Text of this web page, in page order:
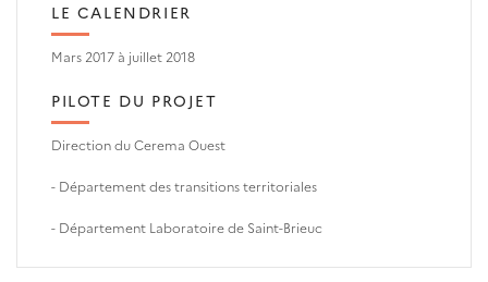
LE CALENDRIER
Mars 2017 à juillet 2018
PILOTE DU PROJET
Direction du Cerema Ouest
- Département des transitions territoriales
- Département Laboratoire de Saint-Brieuc